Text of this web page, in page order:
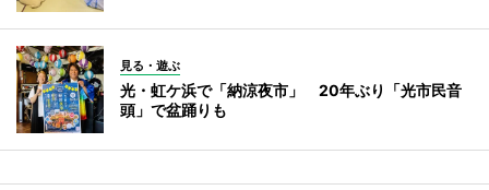
見る・遊ぶ
光・虹ケ浜で「納涼夜市」 20年ぶり「光市民音
頭」で盆踊りも